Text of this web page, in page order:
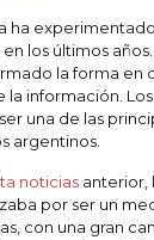
ha
los últimos
la forma en
información.
una de las
argentinos.
noticiasanterior,
por ser un
con una gran